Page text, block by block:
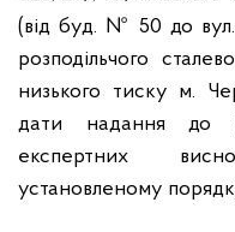
(від буд. № 50 до
розподільчого
низького тиску м.
дати надання до
експертних
установленому